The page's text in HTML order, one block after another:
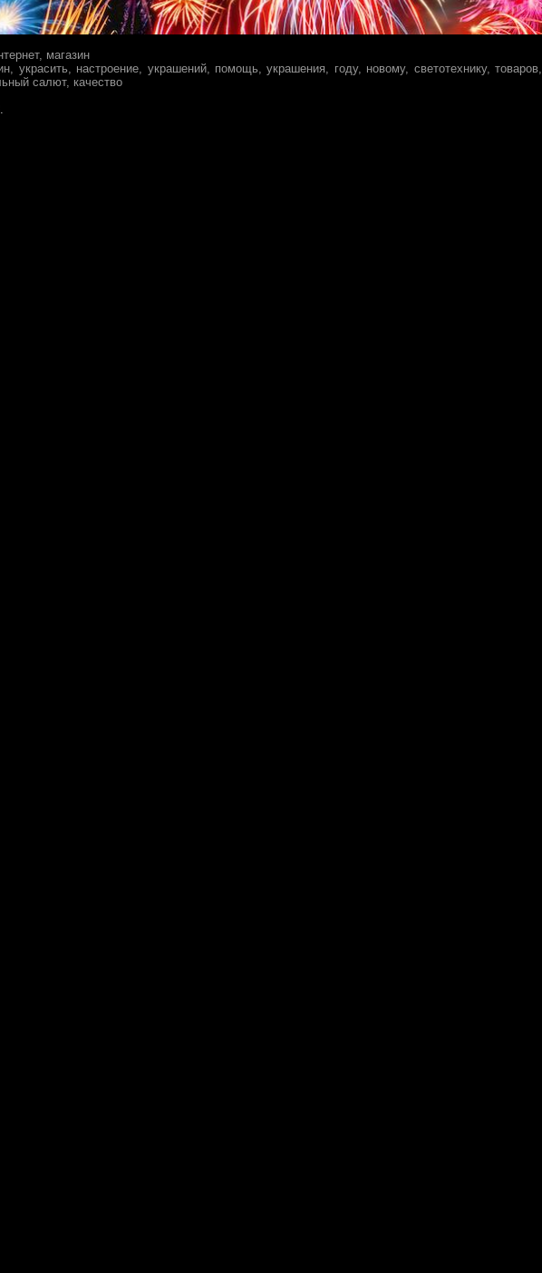
магазин
украсить, настроение, украшений, помощь, украшения, году, новому, светотехнику, товаров,
салют, качество